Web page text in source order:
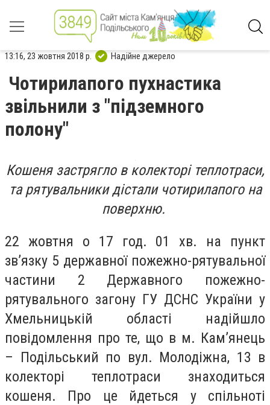
13:16, 23 жовтня 2018 р. Надійне джерело
Чотирилапого пухнастика
звільнили з "підземного
полону"
Кошеня застрягло в колекторі теплотраси,
та рятувальники дістали чотирилапого на
поверхню.
22 жовтня о 17 год. 01 хв. на пункт
зв’язку 5 державної пожежно-рятувальної
частини 2 Державного пожежно-
рятувального загону ГУ ДСНС України у
Хмельницькій області надійшло
повідомлення про те, що в м. Кам’янець
– Подільський по вул. Молодіжна, 13 в
колекторі теплотраси знаходиться
кошеня. Про це йдеться у спільноті